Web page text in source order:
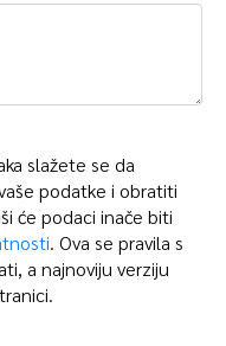
slažete se da
podatke i obratiti
će podaci inače biti
. Ova se pravila s
a najnoviju verziju